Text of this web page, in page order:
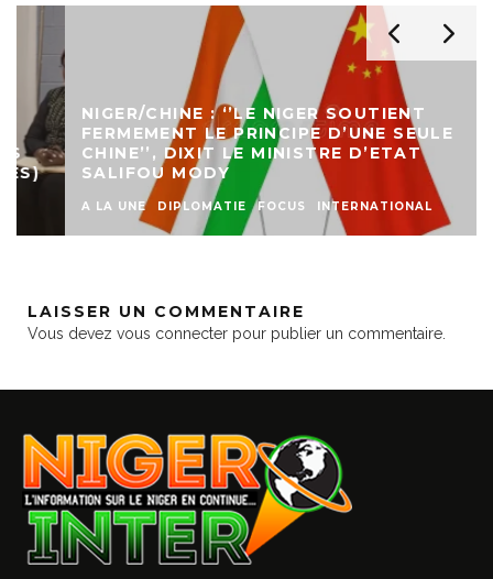
NIGER/CHINE : ‘’LE NIGER SOUTIENT
FERMEMENT LE PRINCIPE D’UNE SEULE
CHINE’’, DIXIT LE MINISTRE D’ETAT
SALIFOU MODY
A LA UNE DIPLOMATIE FOCUS INTERNATIONAL
LAISSER UN COMMENTAIRE
Vous devez vous connecter pour publier un commentaire.